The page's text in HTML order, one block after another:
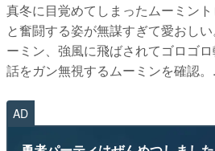
真冬に目覚めてしまったムーミン
と奮闘する姿が無謀すぎて愛おし
ーミン、強風に飛ばされてゴロゴ
話をガン無視するムーミンを確認。
AD